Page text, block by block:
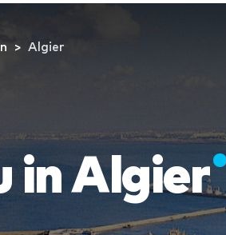
Algier
in Algier